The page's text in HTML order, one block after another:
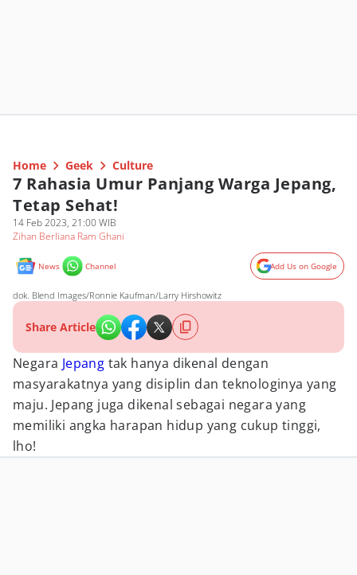
Home Geek Culture
7 Rahasia Umur Panjang Warga Jepang,
Tetap Sehat!
14 Feb 2023, 21:00 WIB
Zihan Berliana Ram Ghani
News Channel Add Us on Google
dok. Blend Images/Ronnie Kaufman/Larry Hirshowitz
Share Article
Negara Jepang tak hanya dikenal dengan
masyarakatnya yang disiplin dan teknologinya yang
maju. Jepang juga dikenal sebagai negara yang
memiliki angka harapan hidup yang cukup tinggi,
lho!